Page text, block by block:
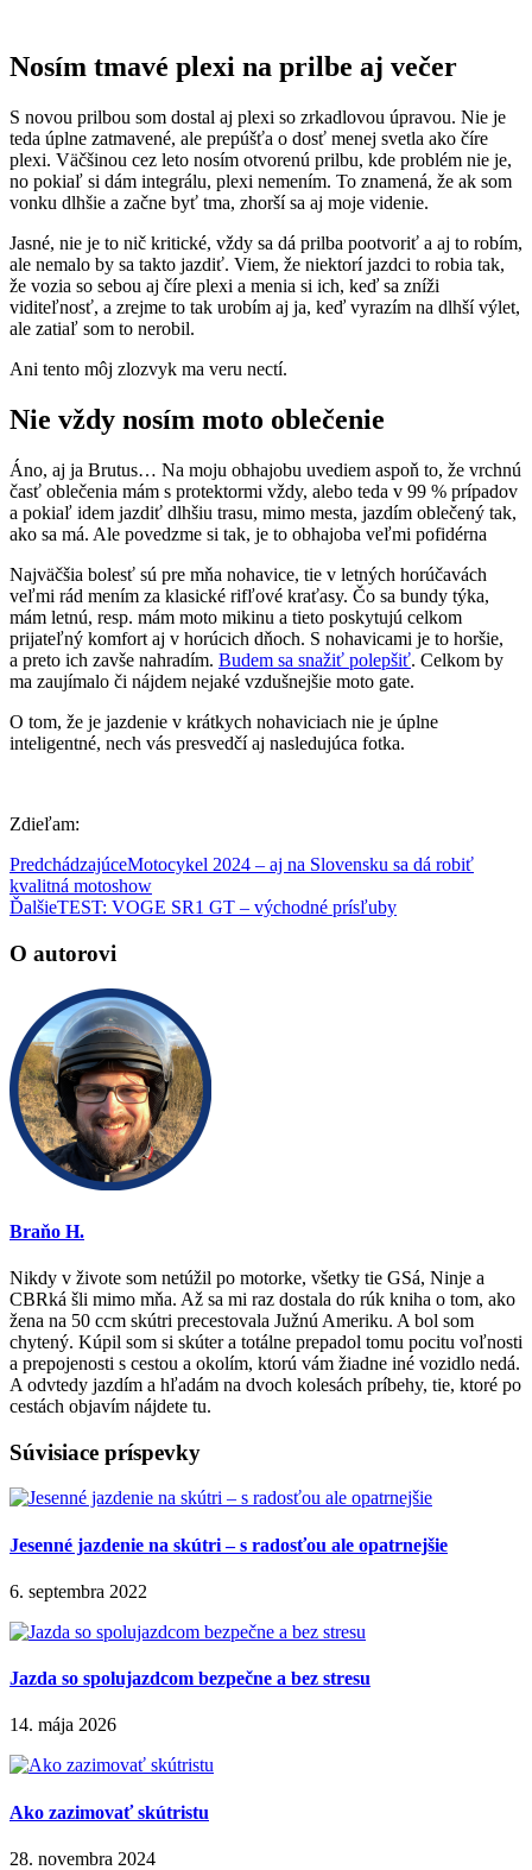
Nosím tmavé plexi na prilbe aj večer
S novou prilbou som dostal aj plexi so zrkadlovou úpravou. Nie je
teda úplne zatmavené, ale prepúšťa o dosť menej svetla ako číre
plexi. Väčšinou cez leto nosím otvorenú prilbu, kde problém nie je,
no pokiaľ si dám integrálu, plexi nemením. To znamená, že ak som
vonku dlhšie a začne byť tma, zhorší sa aj moje videnie.
Jasné, nie je to nič kritické, vždy sa dá prilba pootvoriť a aj to robím,
ale nemalo by sa takto jazdiť. Viem, že niektorí jazdci to robia tak,
že vozia so sebou aj číre plexi a menia si ich, keď sa zníži
viditeľnosť, a zrejme to tak urobím aj ja, keď vyrazím na dlhší výlet,
ale zatiaľ som to nerobil.
Ani tento môj zlozvyk ma veru nectí.
Nie vždy nosím moto oblečenie
Áno, aj ja Brutus… Na moju obhajobu uvediem aspoň to, že vrchnú
časť oblečenia mám s protektormi vždy, alebo teda v 99 % prípadov
a pokiaľ idem jazdiť dlhšiu trasu, mimo mesta, jazdím oblečený tak,
ako sa má. Ale povedzme si tak, je to obhajoba veľmi pofidérna
Najväčšia bolesť sú pre mňa nohavice, tie v letných horúčavách
veľmi rád mením za klasické rifľové kraťasy. Čo sa bundy týka,
mám letnú, resp. mám moto mikinu a tieto poskytujú celkom
prijateľný komfort aj v horúcich dňoch. S nohavicami je to horšie,
a preto ich zavše nahradím. Budem sa snažiť polepšiť. Celkom by
ma zaujímalo či nájdem nejaké vzdušnejšie moto gate.
O tom, že je jazdenie v krátkych nohaviciach nie je úplne
inteligentné, nech vás presvedčí aj nasledujúca fotka.
Zdieľam:
PredchádzajúceMotocykel 2024 – aj na Slovensku sa dá robiť
kvalitná motoshow
ĎalšieTEST: VOGE SR1 GT – východné prísľuby
O autorovi
Braňo H.
Nikdy v živote som netúžil po motorke, všetky tie GSá, Ninje a
CBRká šli mimo mňa. Až sa mi raz dostala do rúk kniha o tom, ako
žena na 50 ccm skútri precestovala Južnú Ameriku. A bol som
chytený. Kúpil som si skúter a totálne prepadol tomu pocitu voľnosti
a prepojenosti s cestou a okolím, ktorú vám žiadne iné vozidlo nedá.
A odvtedy jazdím a hľadám na dvoch kolesách príbehy, tie, ktoré po
cestách objavím nájdete tu.
Súvisiace príspevky
Jesenné jazdenie na skútri – s radosťou ale opatrnejšie
6. septembra 2022
Jazda so spolujazdcom bezpečne a bez stresu
14. mája 2026
Ako zazimovať skútristu
28. novembra 2024